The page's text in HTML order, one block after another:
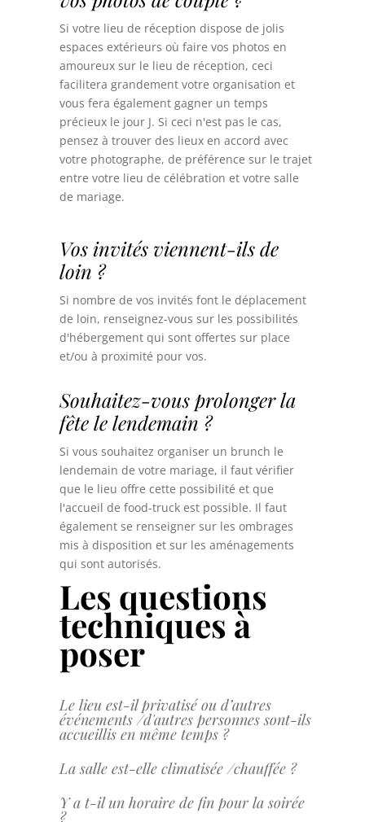
Si votre lieu de réception dispose de jolis
espaces extérieurs où faire vos photos en
amoureux sur le lieu de réception, ceci
facilitera grandement votre organisation et
vous fera également gagner un temps
précieux le jour J. Si ceci n'est pas le cas,
pensez à trouver des lieux en accord avec
votre photographe, de préférence sur le trajet
entre votre lieu de célébration et votre salle
de mariage.
Vos invités viennent-ils de
loin ?
Si nombre de vos invités font le déplacement
de loin, renseignez-vous sur les possibilités
d'hébergement qui sont offertes sur place
et/ou à proximité pour vos.
Souhaitez-vous prolonger la
fête le lendemain ?
Si vous souhaitez organiser un brunch le
lendemain de votre mariage, il faut vérifier
que le lieu offre cette possibilité et que
l'accueil de food-truck est possible. Il faut
également se renseigner sur les ombrages
mis à disposition et sur les aménagements
qui sont autorisés.
Les questions
techniques à
poser
Le lieu est-il privatisé ou d’autres
événements /d'autres personnes sont-ils
accueillis en même temps ?
La salle est-elle climatisée /chauffée ?
Y a t-il un horaire de fin pour la soirée
?